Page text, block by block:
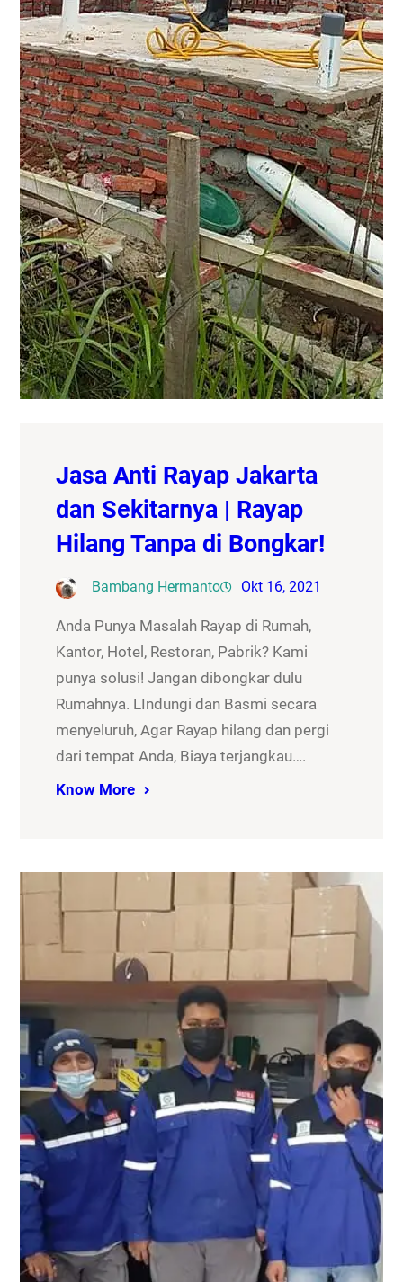
Jasa Anti Rayap Jakarta
dan Sekitarnya | Rayap
Hilang Tanpa di Bongkar!
Bambang Hermanto Okt 16, 2021
Anda Punya Masalah Rayap di Rumah,
Kantor, Hotel, Restoran, Pabrik? Kami
punya solusi! Jangan dibongkar dulu
Rumahnya. LIndungi dan Basmi secara
menyeluruh, Agar Rayap hilang dan pergi
dari tempat Anda, Biaya terjangkau….
Know More